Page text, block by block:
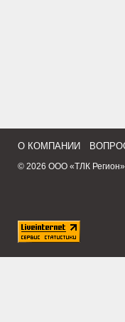
О КОМПАНИИ
© 2026 ООО «ТЛК Регион»